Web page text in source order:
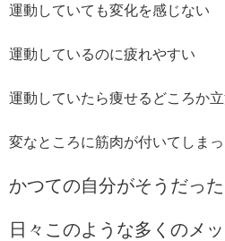
運動していても変化を感じない
運動しているのに疲れやすい
運動していたら痩せるどころか
変なところに筋肉が付いてしま
かつての自分がそうだっ
日々このような多くのメ